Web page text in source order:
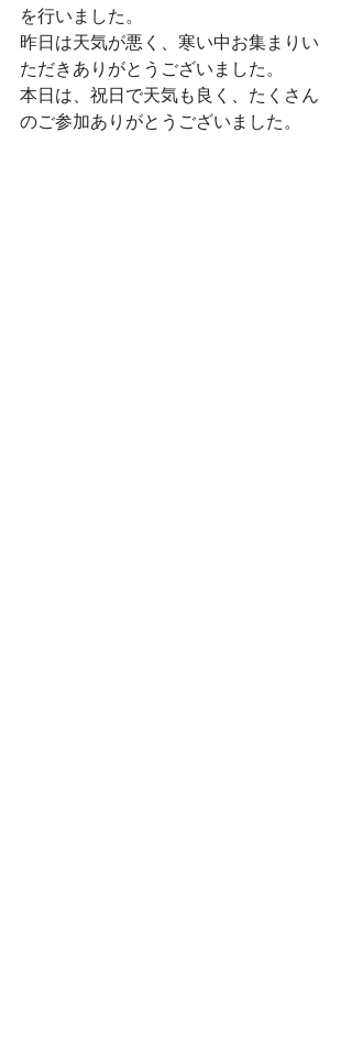
を行いました。
昨日は天気が悪く、寒い中お集まりい
ただきありがとうございました。
本日は、祝日で天気も良く、たくさん
のご参加ありがとうございました。